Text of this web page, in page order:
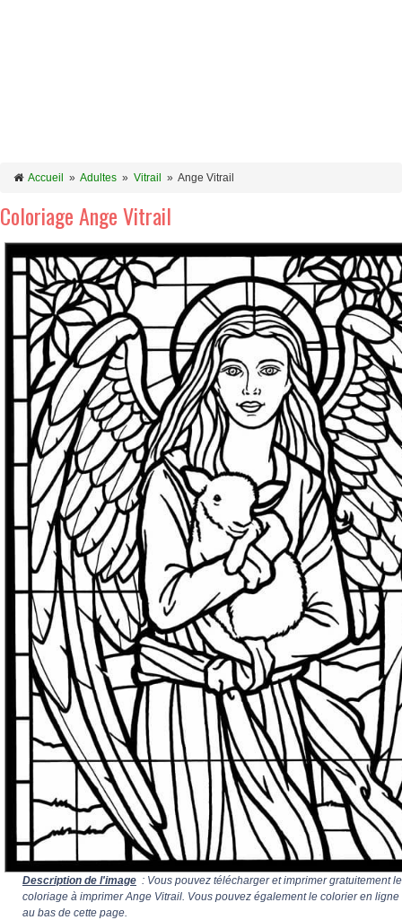
Accueil » Adultes » Vitrail » Ange Vitrail
Coloriage Ange Vitrail
Description de l'image : Vous pouvez télécharger et imprimer gratuitement le
coloriage à imprimer Ange Vitrail. Vous pouvez également le colorier en ligne
au bas de cette page.